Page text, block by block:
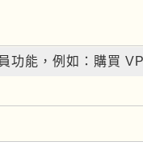
功能，例如：購買